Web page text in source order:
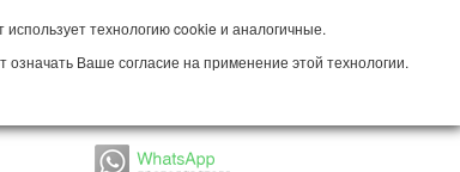
технологию cookie и аналогичные.
Ваше согласие на применение этой технологии.